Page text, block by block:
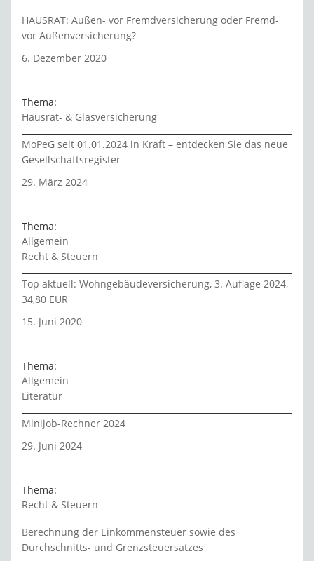
HAUSRAT: Außen- vor Fremdversicherung oder Fremd-
vor Außenversicherung?
6. Dezember 2020
Thema:
Hausrat- & Glasversicherung
MoPeG seit 01.01.2024 in Kraft – entdecken Sie das neue
Gesellschaftsregister
29. März 2024
Thema:
Allgemein
Recht & Steuern
Top aktuell: Wohngebäudeversicherung, 3. Auflage 2024,
34,80 EUR
15. Juni 2020
Thema:
Allgemein
Literatur
Minijob-Rechner 2024
29. Juni 2024
Thema:
Recht & Steuern
Berechnung der Einkommensteuer sowie des
Durchschnitts- und Grenzsteuersatzes